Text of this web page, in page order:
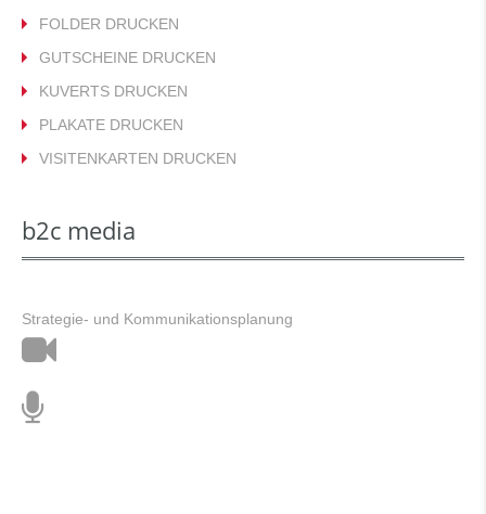
FOLDER DRUCKEN
GUTSCHEINE DRUCKEN
KUVERTS DRUCKEN
PLAKATE DRUCKEN
VISITENKARTEN DRUCKEN
b2c media
Strategie- und Kommunikationsplanung
Film
&